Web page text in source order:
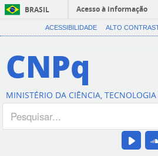
BRASIL
Acesso à informação
ACESSIBILIDADE ALTO
CNPq
MINISTÉRIO DA CIÊNCIA,